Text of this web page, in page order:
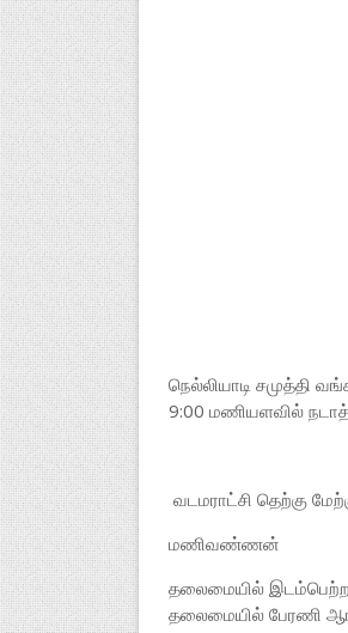
நெல்லியாடி சமுத்தி
9:00 மணியளவில்
வடமராட்சி தெற்கு
மணிவண்ணன்
தலைமையில் இடம்பெற்ற
தலைமையில் பேரணி